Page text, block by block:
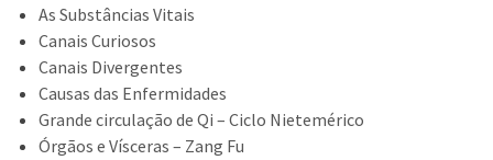
As Substâncias Vitais
Canais Curiosos
Canais Divergentes
Causas das Enfermidades
Grande circulação de Qi – Ciclo Nietemérico
Órgãos e Vísceras – Zang Fu